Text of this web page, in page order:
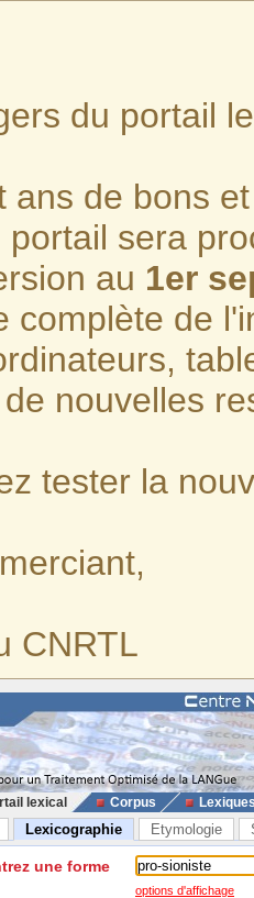
du portail
ans de bons
portail sera
au 1er
complète de
nouvelles
tester la
CNRTL
lexical Corpus
Lexicographie Etymologie
une forme
options d'affichage